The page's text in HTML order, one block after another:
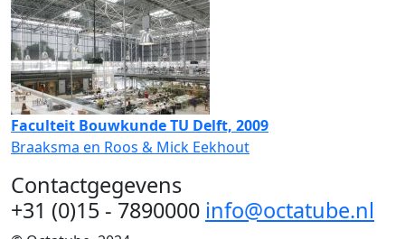
Faculteit Bouwkunde TU Delft, 2009
Braaksma en Roos & Mick Eekhout
Contactgegevens
+31 (0)15 - 7890000 info@octatube.nl